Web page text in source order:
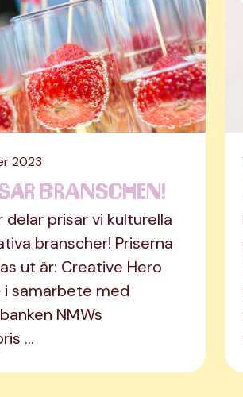
2023
branschen!
delar prisar vi kulturella
branscher! Priserna
ut är: Creative Hero
i samarbete med
NMWs
…